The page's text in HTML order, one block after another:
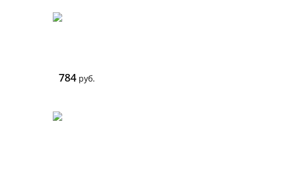
784 руб.